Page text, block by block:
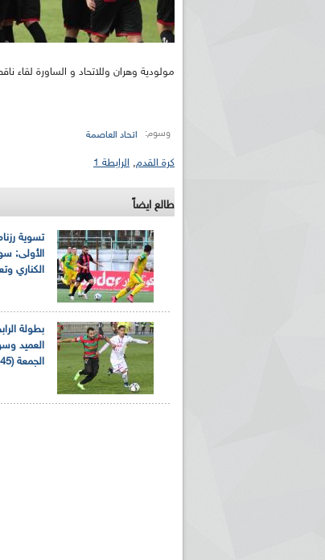
مولودية وهران وللاتحاد و الساورة لقاء
وسوم: اتحاد العاصمة
كرة القدم, الرابطة 1
طالع ايضاً
تسوية
الأولى:
الكناري
بطولة
العميد
الجمعة (20.45 سا)